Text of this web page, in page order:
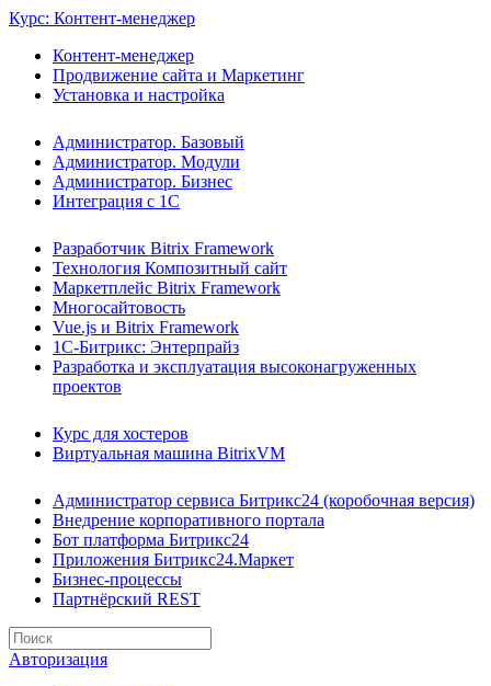
Курс: Контент-менеджер
Контент-менеджер
Продвижение сайта и Маркетинг
Установка и настройка
Администратор. Базовый
Администратор. Модули
Администратор. Бизнес
Интеграция с 1С
Разработчик Bitrix Framework
Технология Композитный сайт
Маркетплейс Bitrix Framework
Многосайтовость
Vue.js и Bitrix Framework
1С-Битрикс: Энтерпрайз
Разработка и эксплуатация высоконагруженных
проектов
Курс для хостеров
Виртуальная машина BitrixVM
Администратор сервиса Битрикс24 (коробочная версия)
Внедрение корпоративного портала
Бот платформа Битрикс24
Приложения Битрикс24.Маркет
Бизнес-процессы
Партнёрский REST
Авторизация